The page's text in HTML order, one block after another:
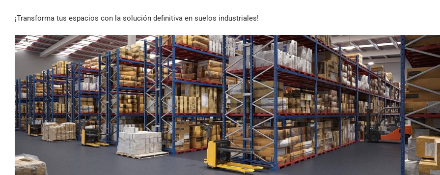
¡Transforma tus espacios con la solución definitiva en suelos industriales!